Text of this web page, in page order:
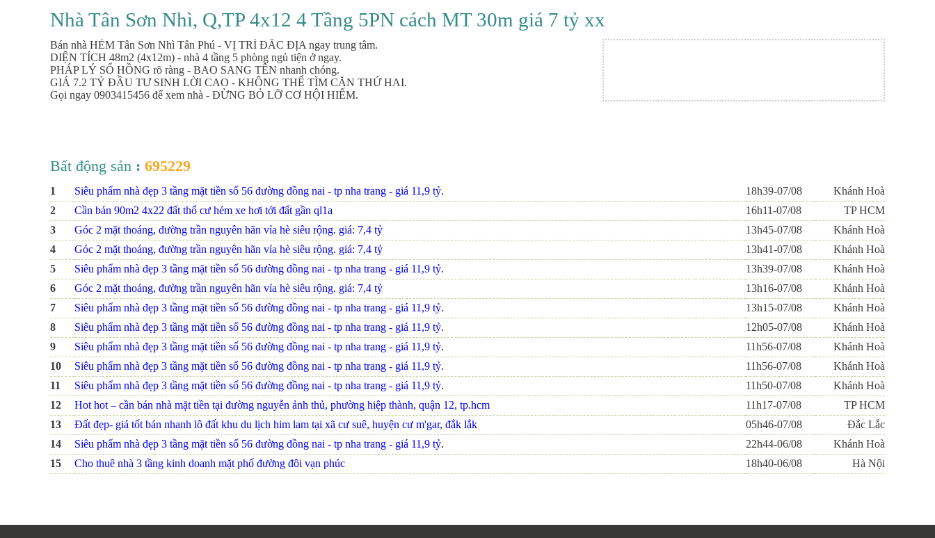
Nhà Tân Sơn Nhì, Q,TP 4x12 4 Tầng 5PN cách MT 30m giá 7 tỷ xx
Bán nhà HẺM Tân Sơn Nhì Tân Phú - VỊ TRÍ ĐẮC ĐỊA ngay trung tâm.
DIỆN TÍCH 48m2 (4x12m) - nhà 4 tầng 5 phòng ngủ tiện ở ngay.
PHÁP LÝ SỔ HỒNG rõ ràng - BAO SANG TÊN nhanh chóng.
GIÁ 7.2 TỶ ĐẦU TƯ SINH LỜI CAO - KHÔNG THỂ TÌM CĂN THỨ HAI.
Gọi ngay 0903415456 để xem nhà - ĐỪNG BỎ LỠ CƠ HỘI HIẾM.
Bất động sản : 695229
1 Siêu phẩm nhà đẹp 3 tầng mặt tiền số 56 đường đồng nai - tp nha trang - giá 11,9 tỷ. 18h39-07/08
Khánh Hoà
2
Cần bán 90m2 4x22 đất thổ cư hẻm xe hơi tới đất gần ql1a 16h11-07/08
TP HCM
3
Góc 2 mặt thoáng, đường trần nguyên hãn vỉa hè siêu rộng. giá: 7,4 tỷ 13h45-07/08
Khánh Hoà
4
Góc 2 mặt thoáng, đường trần nguyên hãn vỉa hè siêu rộng. giá: 7,4 tỷ 13h41-07/08
Khánh Hoà
5
Siêu phẩm nhà đẹp 3 tầng mặt tiền số 56 đường đồng nai - tp nha trang - giá 11,9 tỷ. 13h39-07/08
Khánh Hoà
6
Góc 2 mặt thoáng, đường trần nguyên hãn vỉa hè siêu rộng. giá: 7,4 tỷ 13h16-07/08
Khánh Hoà
7
Siêu phẩm nhà đẹp 3 tầng mặt tiền số 56 đường đồng nai - tp nha trang - giá 11,9 tỷ. 13h15-07/08
Khánh Hoà
8
Siêu phẩm nhà đẹp 3 tầng mặt tiền số 56 đường đồng nai - tp nha trang - giá 11,9 tỷ. 12h05-07/08
Khánh Hoà
9
Siêu phẩm nhà đẹp 3 tầng mặt tiền số 56 đường đồng nai - tp nha trang - giá 11,9 tỷ. 11h56-07/08
Khánh Hoà
10
Siêu phẩm nhà đẹp 3 tầng mặt tiền số 56 đường đồng nai - tp nha trang - giá 11,9 tỷ. 11h56-07/08
Khánh Hoà
11
Siêu phẩm nhà đẹp 3 tầng mặt tiền số 56 đường đồng nai - tp nha trang - giá 11,9 tỷ. 11h50-07/08
Khánh Hoà
12
Hot hot – cần bán nhà mặt tiền tại đường nguyễn ảnh thủ, phường hiệp thành, quận 12, tp.hcm 11h17-07/08
TP HCM
13
Đất đẹp- giá tốt bán nhanh lô đất khu du lịch him lam tại xã cư suê, huyện cư m'gar, đắk lắk 05h46-07/08
Đắc Lắc
14
Siêu phẩm nhà đẹp 3 tầng mặt tiền số 56 đường đồng nai - tp nha trang - giá 11,9 tỷ. 22h44-06/08
Khánh Hoà
15
Cho thuê nhà 3 tầng kinh doanh mặt phố đường đôi vạn phúc 18h40-06/08 Hà Nội